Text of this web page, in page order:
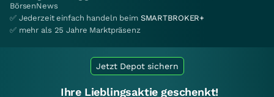
BörsenNews
✅ Jederzeit einfach handeln beim SMARTBROKER+
✅ mehr als 25 Jahre Marktpräsenz
Jetzt Depot sichern
Ihre Lieblingsaktie geschenkt!